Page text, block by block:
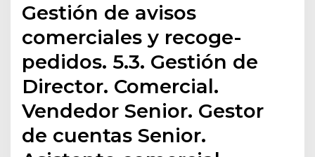
Gestión de avisos
comerciales y recoge-
pedidos. 5.3. Gestión de
Director. Comercial.
Vendedor Senior. Gestor
de cuentas Senior.